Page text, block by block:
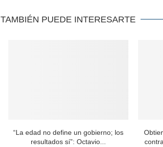
TAMBIÉN PUEDE INTERESARTE
“La edad no define un gobierno; los
resultados sí”: Octavio...